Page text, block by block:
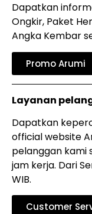
Dapatkan
Ongkir, Paket
Angka Kembar
Promo Arumi
Layanan
Dapatkan
official website
pelanggan kami
jam kerja. Dari
WIB.
Customer